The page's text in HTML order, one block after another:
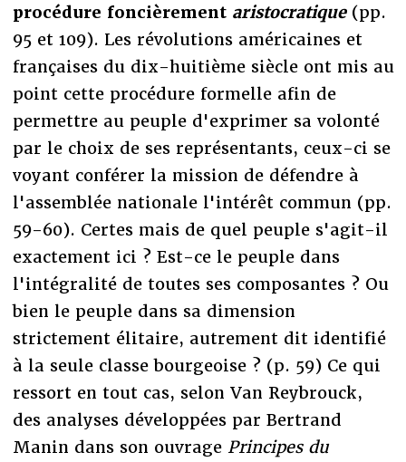
procédure foncièrement aristocratique(pp.
95 et 109). Les révolutions américaines et
françaises du dix-huitième siècle ont mis au
point cette procédure formelle afin de
permettre au peuple d'exprimer sa volonté
par le choix de ses représentants, ceux-ci se
voyant conférer la mission de défendre à
l'assemblée nationale l'intérêt commun (pp.
59-60). Certes mais de quel peuple s'agit-il
exactement ici ? Est-ce le peuple dans
l'intégralité de toutes ses composantes ? Ou
bien le peuple dans sa dimension
strictement élitaire, autrement dit identifié
à la seule classe bourgeoise ? (p. 59) Ce qui
ressort en tout cas, selon Van Reybrouck,
des analyses développées par Bertrand
Manin dans son ouvrage Principes du